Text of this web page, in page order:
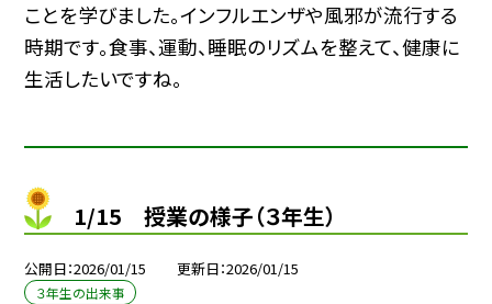
ことを学びました。インフルエンザや風邪が流行する
時期です。食事、運動、睡眠のリズムを整えて、健康に
生活したいですね。
1/15 授業の様子（３年生）
公開日 2026/01/15 更新日 2026/01/15
３年生の出来事